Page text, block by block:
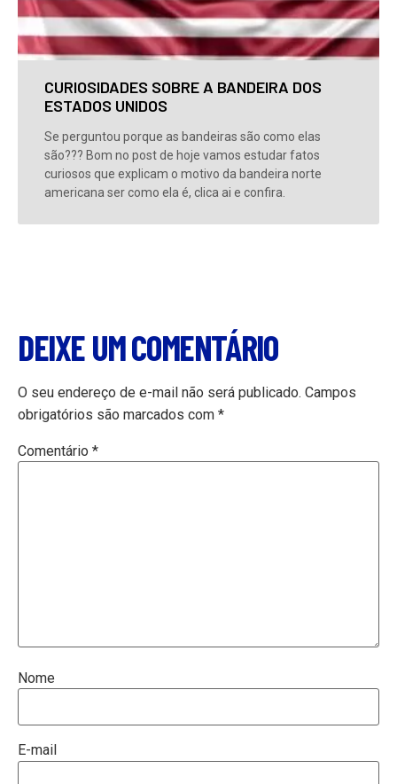
CURIOSIDADES SOBRE A BANDEIRA DOS
ESTADOS UNIDOS
Se perguntou porque as bandeiras são como elas
são??? Bom no post de hoje vamos estudar fatos
curiosos que explicam o motivo da bandeira norte
americana ser como ela é, clica ai e confira.
DEIXE UM COMENTÁRIO
O seu endereço de e-mail não será publicado. Campos
obrigatórios são marcados com *
Comentário *
Nome
E-mail